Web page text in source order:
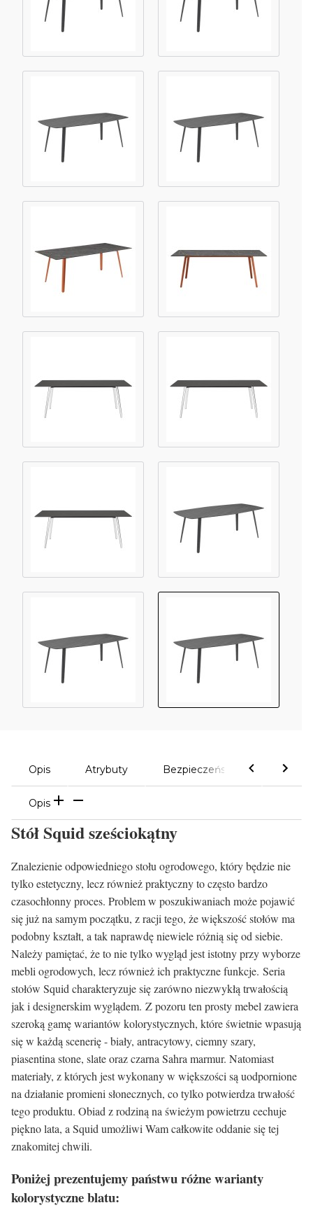
Opis Atrybuty Bezpieczeństwo
Opis
Stół Squid sześciokątny
Znalezienie odpowiedniego stołu ogrodowego, który będzie nie
tylko estetyczny, lecz również praktyczny to często bardzo
czasochłonny proces. Problem w poszukiwaniach może pojawić
się już na samym początku, z racji tego, że większość stołów ma
podobny kształt, a tak naprawdę niewiele różnią się od siebie.
Należy pamiętać, że to nie tylko wygląd jest istotny przy wyborze
mebli ogrodowych, lecz również ich praktyczne funkcje. Seria
stołów Squid charakteryzuje się zarówno niezwykłą trwałością
jak i designerskim wyglądem. Z pozoru ten prosty mebel zawiera
szeroką gamę wariantów kolorystycznych, które świetnie wpasują
się w każdą scenerię - biały, antracytowy, ciemny szary,
piasentina stone, slate oraz czarna Sahra marmur. Natomiast
materiały, z których jest wykonany w większości są uodpornione
na działanie promieni słonecznych, co tylko potwierdza trwałość
tego produktu. Obiad z rodziną na świeżym powietrzu cechuje
piękno lata, a Squid umożliwi Wam całkowite oddanie się tej
znakomitej chwili.
Poniżej prezentujemy państwu różne warianty
kolorystyczne blatu: